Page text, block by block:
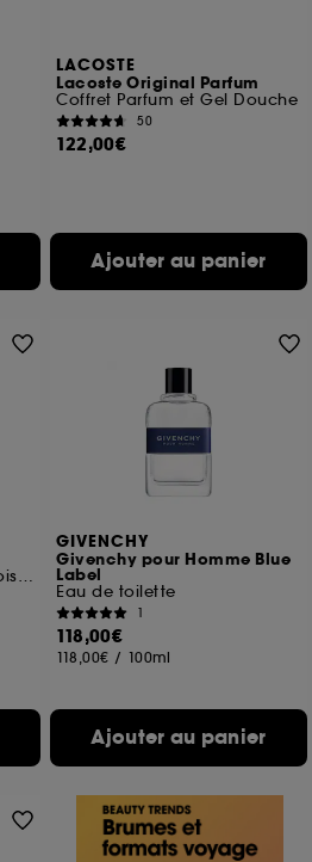
LACOSTE
Lacoste Original Parfum
Coffret Parfum et Gel Douche
50
122,00€
Ajouter au panier
Eau de Toilette Ambrée Boisée
GIVENCHY
Givenchy pour Homme Blue
Label
Eau de toilette
1
118,00€
118,00€ / 100ml
Ajouter au panier